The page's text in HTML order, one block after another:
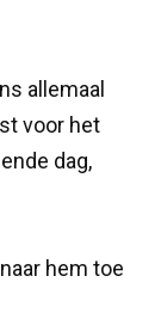
allemaal
voor het
dag,
hem toe